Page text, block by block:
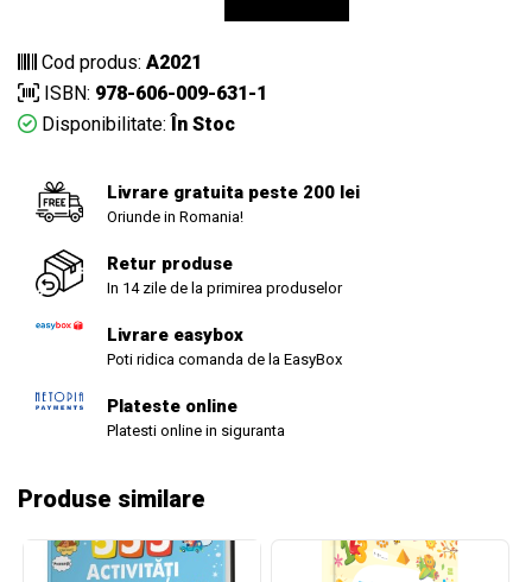
Cod produs: A2021
ISBN: 978-606-009-631-1
Disponibilitate: În Stoc
Livrare gratuita peste 200 lei
Oriunde in Romania!
Retur produse
In 14 zile de la primirea produselor
Livrare easybox
Poti ridica comanda de la EasyBox
Plateste online
Platesti online in siguranta
Produse similare